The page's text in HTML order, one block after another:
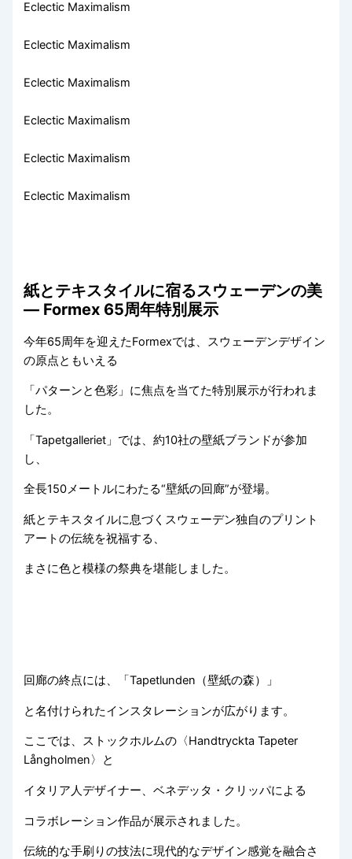
Eclectic Maximalism
Eclectic Maximalism
Eclectic Maximalism
Eclectic Maximalism
Eclectic Maximalism
Eclectic Maximalism
紙とテキスタイルに宿るスウェーデンの美
― Formex 65周年特別展示
今年65周年を迎えたFormexでは、スウェーデンデザイン
の原点ともいえる
「パターンと色彩」に焦点を当てた特別展示が行われま
した。
「Tapetgalleriet」では、約10社の壁紙ブランドが参加
し、
全長150メートルにわたる“壁紙の回廊”が登場。
紙とテキスタイルに息づくスウェーデン独自のプリント
アートの伝統を祝福する、
まさに色と模様の祭典を堪能しました。
回廊の終点には、「Tapetlunden（壁紙の森）」
と名付けられたインスタレーションが広がります。
ここでは、ストックホルムの〈Handtryckta Tapeter
Långholmen〉と
イタリア人デザイナー、ベネデッタ・クリッパによる
コラボレーション作品が展示されました。
伝統的な手刷りの技法に現代的なデザイン感覚を融合さ